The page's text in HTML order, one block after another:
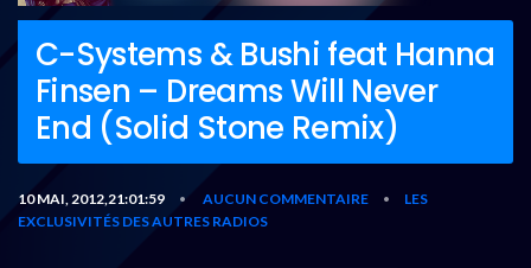
C-Systems & Bushi feat Hanna
Finsen – Dreams Will Never
End (Solid Stone Remix)
10 MAI, 2012,21:01:59 • AUCUN COMMENTAIRE •
LES
EXCLUSIVITÉS DES AUTRES RADIOS